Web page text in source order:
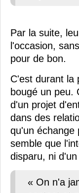
Par la suite,
l'occasion,
pour de bon.
C'est durant la
bougé un peu.
d'un projet
dans des
qu'un échange
semble que
disparu, ni
« On n'a